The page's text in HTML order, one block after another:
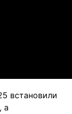
встановили
а